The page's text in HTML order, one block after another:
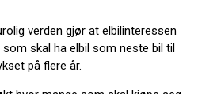
verden gjør at elbilinteressen
skal ha elbil som neste bil til
på flere år.